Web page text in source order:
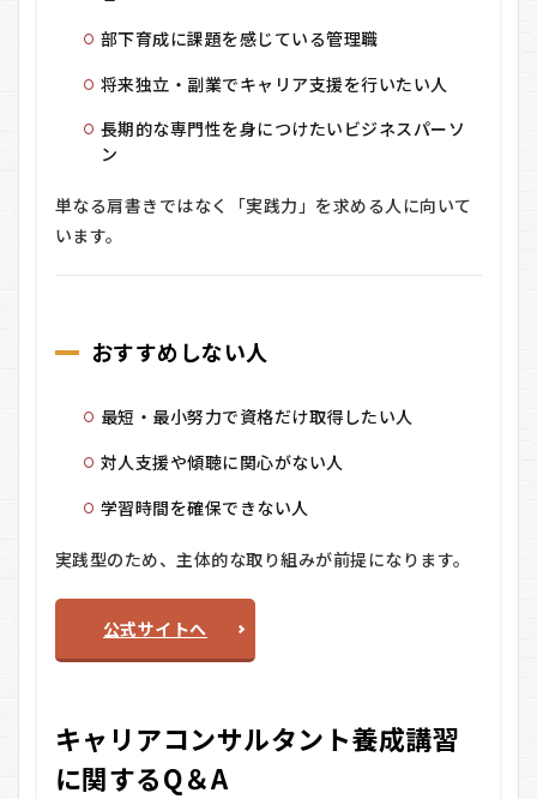
部下育成に課題を感じている管理職
将来独立・副業でキャリア支援を行いたい人
長期的な専門性を身につけたいビジネスパーソ
ン
単なる肩書きではなく「実践力」を求める人に向いて
います。
おすすめしない人
最短・最小努力で資格だけ取得したい人
対人支援や傾聴に関心がない人
学習時間を確保できない人
実践型のため、主体的な取り組みが前提になります。
公式サイトへ
キャリアコンサルタント養成講習
に関するQ＆A